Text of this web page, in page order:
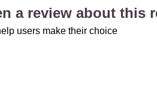
a review about this
users make their choice